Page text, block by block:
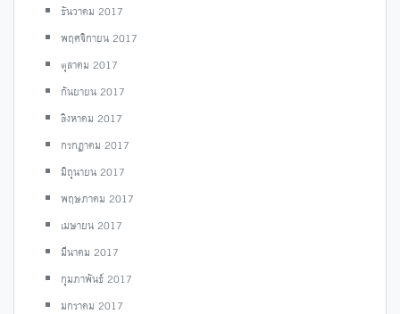
ธันวาคม 2017
พฤศจิกายน 2017
ตุลาคม 2017
กันยายน 2017
สิงหาคม 2017
กรกฎาคม 2017
มิถุนายน 2017
พฤษภาคม 2017
เมษายน 2017
มีนาคม 2017
กุมภาพันธ์ 2017
มกราคม 2017